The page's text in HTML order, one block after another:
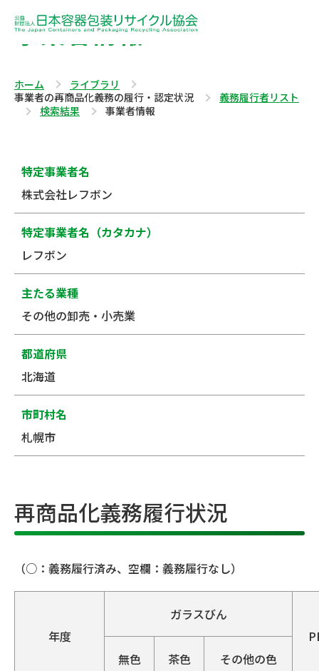
事業者情報
ホーム
ライブラリ
事業者の再商品化義務の履行・認定状況
義務履行者リスト
検索結果
事業者情報
特定事業者名
株式会社レフボン
特定事業者名（カタカナ）
レフボン
主たる業種
その他の卸売・小売業
都道府県
北海道
市町村名
札幌市
再商品化義務履行状況
（○：義務履行済み、空欄：義務履行なし）
年度
ガラスびん
無色
茶色 その他の色